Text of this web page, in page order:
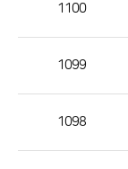
1100
1099
1098